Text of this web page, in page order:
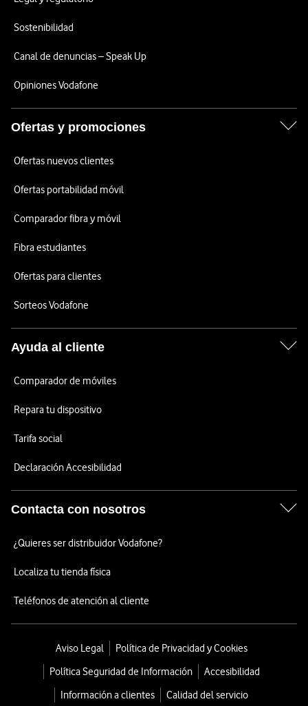
Sostenibilidad
Canal de denuncias – Speak Up
Opiniones Vodafone
Ofertas y promociones
Ofertas nuevos clientes
Ofertas portabilidad móvil
Comparador fibra y móvil
Fibra estudiantes
Ofertas para clientes
Sorteos Vodafone
Ayuda al cliente
Comparador de móviles
Repara tu dispositivo
Tarifa social
Declaración Accesibilidad
Contacta con nosotros
¿Quieres ser distribuidor Vodafone?
Localiza tu tienda física
Teléfonos de atención al cliente
Aviso Legal
Política de Privacidad y Cookies
Política Seguridad de Información
Accesibilidad
Información a clientes
Calidad del servicio